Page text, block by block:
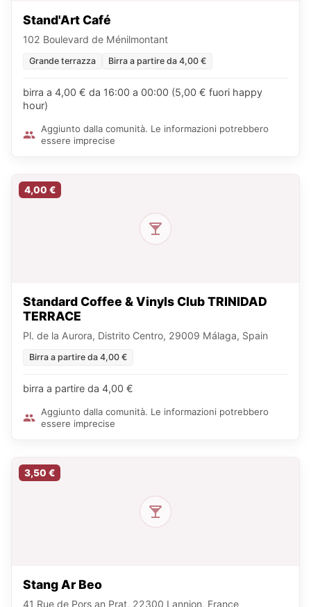
Stand'Art Café
102 Boulevard de Ménilmontant
Grande terrazza Birra a partire da 4,00 €
birra a 4,00 € da 16:00 a 00:00 (5,00 € fuori happy
hour)
Aggiunto dalla comunità. Le informazioni potrebbero
essere imprecise
4,00 €
Standard Coffee & Vinyls Club TRINIDAD
TERRACE
Pl. de la Aurora, Distrito Centro, 29009 Málaga, Spain
Birra a partire da 4,00 €
birra a partire da 4,00 €
Aggiunto dalla comunità. Le informazioni potrebbero
essere imprecise
3,50 €
Stang Ar Beo
41 Rue de Pors an Prat, 22300 Lannion, France